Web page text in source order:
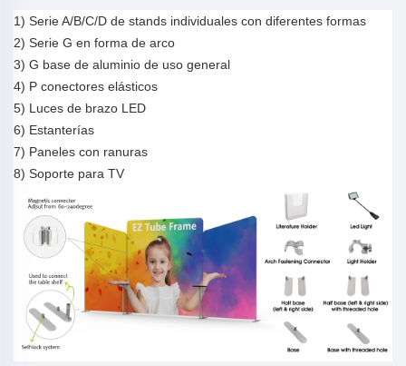
1) Serie A/B/C/D de stands individuales con diferentes formas
2) Serie G en forma de arco
3) G base de aluminio de uso general
4) P conectores elásticos
5) Luces de brazo LED
6) Estanterías
7) Paneles con ranuras
8) Soporte para TV